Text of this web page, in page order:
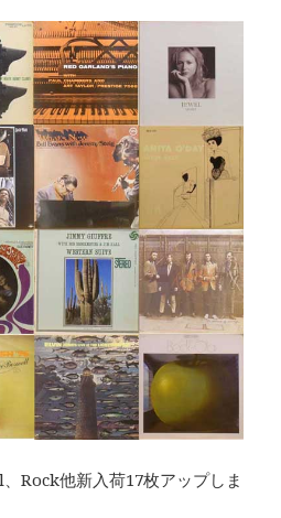
Rock他新入荷17枚アップしま